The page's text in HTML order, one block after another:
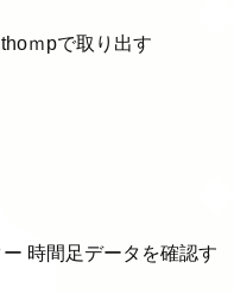
ｍpで取り出す
時間足データを確認す